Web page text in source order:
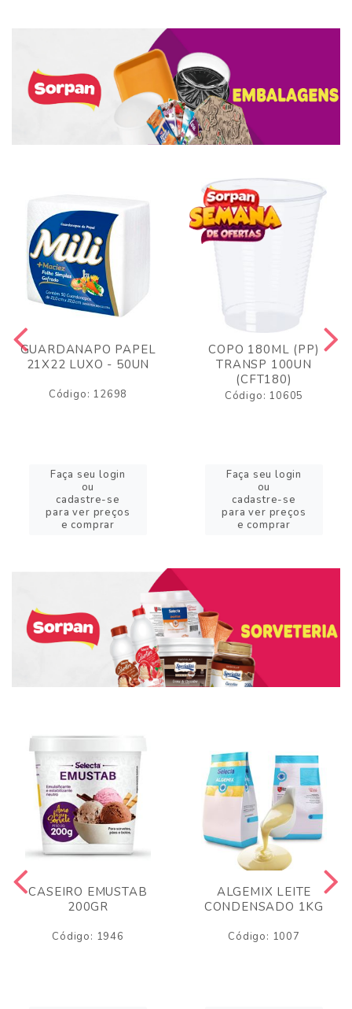
GUARDANAPO PAPEL
21X22 LUXO - 50UN
Código: 12698
Faça seu login
ou
cadastre-se
para ver preços
e comprar
COPO 180ML (PP)
TRANSP 100UN
(CFT180)
Código: 10605
Faça seu login
ou
cadastre-se
para ver preços
e comprar
CASEIRO EMUSTAB
200GR
Código: 1946
ALGEMIX LEITE
CONDENSADO 1KG
Código: 1007